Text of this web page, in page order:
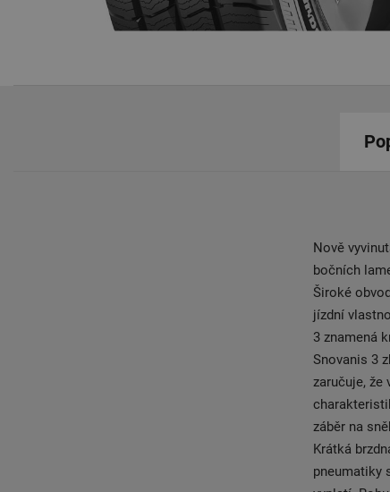
Nově
bočních
Široké
jízdní
3 znamená
Snovanis 3
zaručuje, že
záběr na
Krátká
pneumatiky